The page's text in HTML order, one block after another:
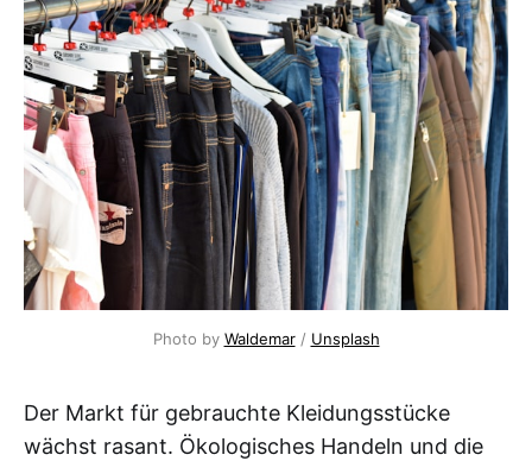
Photo by Waldemar / Unsplash
Der Markt für gebrauchte Kleidungsstücke
wächst rasant. Ökologisches Handeln und die